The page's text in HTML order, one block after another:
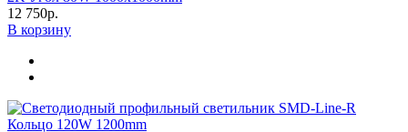
12 750р.
В корзину